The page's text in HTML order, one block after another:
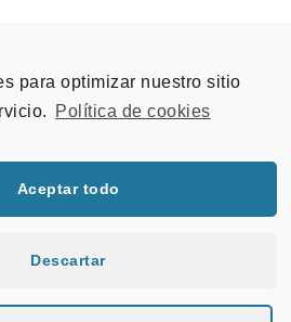
para optimizar nuestro sitio
Política de cookies
Aceptar todo
Descartar
Whatsapp 648 907 489